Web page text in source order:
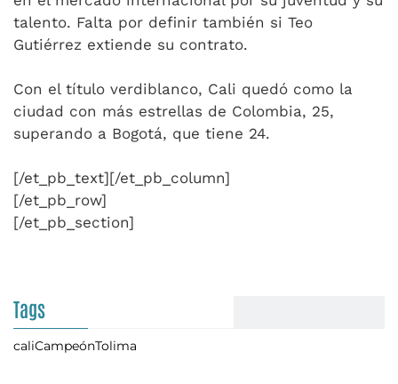
talento. Falta por definir también si Teo
Gutiérrez extiende su contrato.
Con el título verdiblanco, Cali quedó como la
ciudad con más estrellas de Colombia, 25,
superando a Bogotá, que tiene 24.
[/et_pb_text][/et_pb_column]
[/et_pb_row]
[/et_pb_section]
Tags
caliCampeónTolima